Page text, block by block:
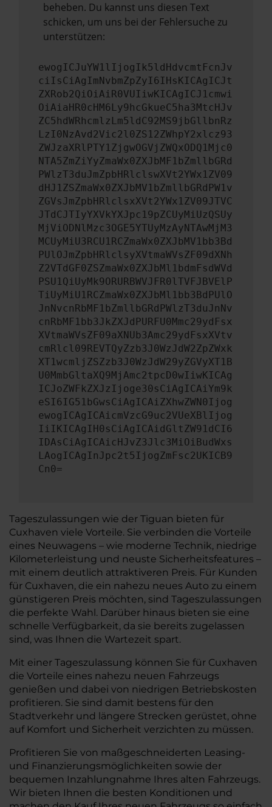
beheben. Du kannst uns diesen Text
schicken, um uns bei der Fehlersuche zu
unterstützen:
ewogICJuYW1lIjogIk5ldHdvcmtFcnJv
ciIsCiAgImNvbmZpZyI6IHsKICAgICJt
ZXRob2QiOiAiR0VUIiwKICAgICJ1cmwi
OiAiaHR0cHM6Ly9hcGkueC5ha3MtcHJv
ZC5hdWRhcmlzLm5ldC92MS9jbGllbnRz
LzI0NzAvd2Vic2l0ZS12ZWhpY2xlcz93
ZWJzaXRlPTY1ZjgwOGVjZWQxODQ1Mjc0
NTA5ZmZiYyZmaWx0ZXJbMF1bZmllbGRd
PWlzT3duJmZpbHRlclswXVt2YWx1ZV09
dHJ1ZSZmaWx0ZXJbMV1bZmllbGRdPW1v
ZGVsJmZpbHRlclsxXVt2YWx1ZV09JTVC
JTdCJTIyYXVkYXJpc19pZCUyMiUzQSUy
MjViODNlMzc3OGE5YTUyMzAyNTAwMjM3
MCUyMiU3RCU1RCZmaWx0ZXJbMV1bb3Bd
PUlOJmZpbHRlclsyXVtmaWVsZF09dXNh
Z2VTdGF0ZSZmaWx0ZXJbMl1bdmFsdWVd
PSU1QiUyMk9ORURBWVJFR0lTVFJBVElP
TiUyMiU1RCZmaWx0ZXJbMl1bb3BdPUlO
JnNvcnRbMF1bZmllbGRdPWlzT3duJnNv
cnRbMF1bb3JkZXJdPURFU0Mmc29ydFsx
XVtmaWVsZF09aXNUb3Amc29ydFsxXVtv
cmRlcl09REVTQyZzb3J0WzJdW2ZpZWxk
XT1wcmljZSZzb3J0WzJdW29yZGVyXT1B
U0MmbGltaXQ9MjAmc2tpcD0wIiwKICAg
ICJoZWFkZXJzIjoge30sCiAgICAiYm9k
eSI6IG51bGwsCiAgICAiZXhwZWN0Ijog
ewogICAgICAicmVzcG9uc2VUeXBlIjog
IiIKICAgIH0sCiAgICAidGltZW91dCI6
IDAsCiAgICAicHJvZ3Jlc3MiOiBudWxs
LAogICAgInJpc2t5IjogZmFsc2UKICB9
Cn0=
Tageszulassungen wie der Tiguan bieten für
Cuxhaven viele Vorteile. Sie verbinden die Vorteile
eines Neuwagens – wie moderne Technik, niedrige
Kilometerleistung und neuste Sicherheitsfeatures –
mit einem deutlich attraktiveren Preis. Für Kunden
für Cuxhaven, die ein nahezu neues Auto zu einem
günstigeren Preis möchten, sind Tageszulassungen
die perfekte Wahl. Darüber hinaus bieten sie eine
schnelle Verfügbarkeit, da sie bereits zugelassen
sind, was Ihnen die Wartezeit spart.
Mit einer Tageszulassung können Sie für Cuxhaven
die Vorteile eines nahezu neuen Fahrzeugs
genießen und dabei von niedrigen Betriebskosten
profitieren. Sie sind damit bestens für den
Stadtverkehr und längere Strecken gerüstet, ohne
auf Komfort und Sicherheit verzichten zu müssen.
Profitieren Sie von maßgeschneiderten Leasing-
und Finanzierungsmöglichkeiten sowie der
bequemen Inzahlungnahme Ihres alten Fahrzeugs.
Wir bieten Ihnen die besten Konditionen und